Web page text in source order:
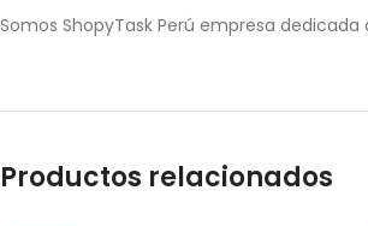
Somos ShopyTask Perú empresa
Productos relacionados